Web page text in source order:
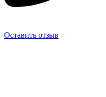
Оставить отзыв